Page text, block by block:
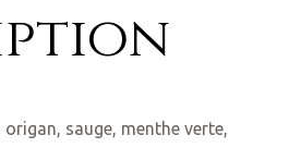
sauge, menthe verte,